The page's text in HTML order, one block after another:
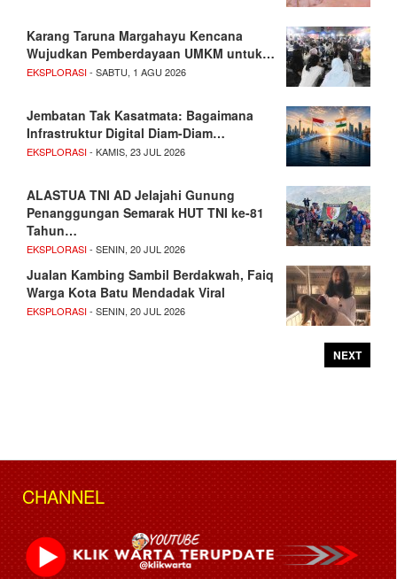
Karang Taruna Margahayu Kencana
Wujudkan Pemberdayaan UMKM untuk…
EKSPLORASI- SABTU, 1 AGU 2026
Jembatan Tak Kasatmata: Bagaimana
Infrastruktur Digital Diam-Diam…
EKSPLORASI- KAMIS, 23 JUL 2026
ALASTUA TNI AD Jelajahi Gunung
Penanggungan Semarak HUT TNI ke-81
Tahun…
EKSPLORASI- SENIN, 20 JUL 2026
Jualan Kambing Sambil Berdakwah, Faiq
Warga Kota Batu Mendadak Viral
EKSPLORASI- SENIN, 20 JUL 2026
NEXT
CHANNEL